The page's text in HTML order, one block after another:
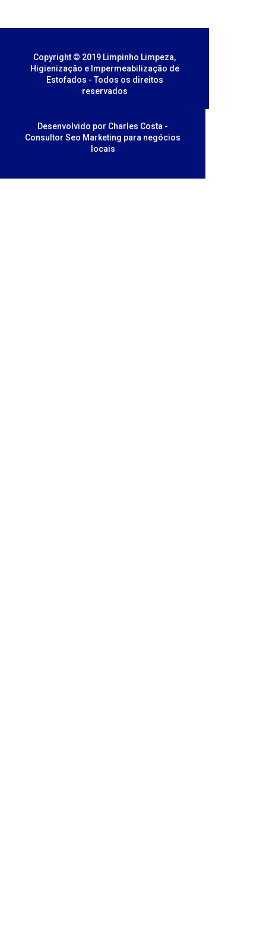
Copyright © 2019 Limpinho Limpeza,
Higienização e Impermeabilização de
Estofados - Todos os direitos
reservados
Desenvolvido por Charles Costa -
Consultor Seo Marketing para negócios
locais